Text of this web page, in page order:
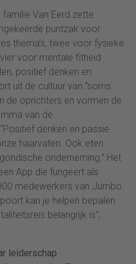
Van Eerd zette
puntzak voor
thema’s, twee voor fysieke
voor mentale fitheid
positief denken en
uit de cultuur van “soms
de oprichters en vormen de
van de
denken en passie
haarvaten. Ook eten
onderneming.” Het
App die fungeert als
medewerkers van Jumbo.
kan je helpen bepalen
belangrijk is”,
leiderschap